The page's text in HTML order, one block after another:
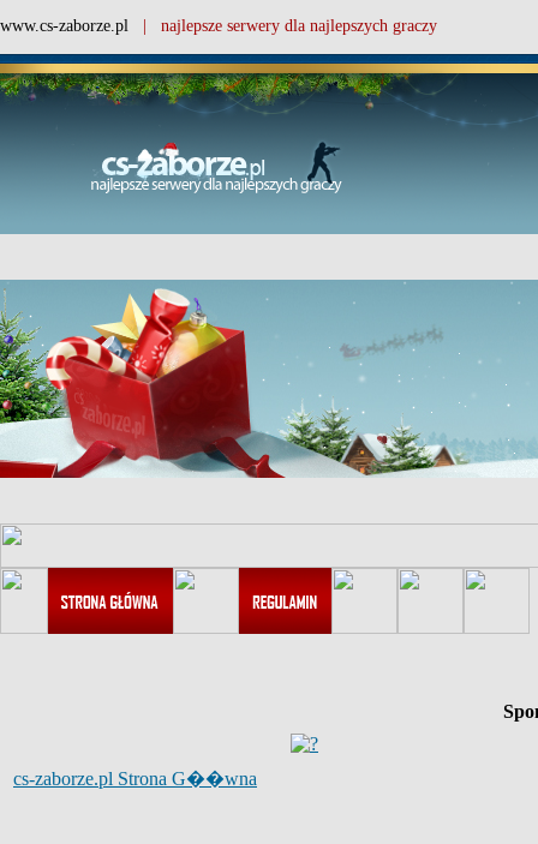
www.cs-zaborze.pl | najlepsze serwery dla najlepszych graczy
cs-zaborze.pl Strona G��wna